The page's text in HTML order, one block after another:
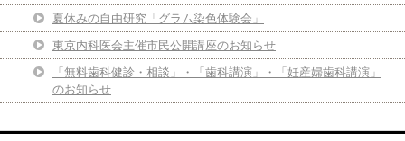
夏休みの自由研究「グラム染色体験会」
東京内科医会主催市民公開講座のお知らせ
「無料歯科健診・相談」・「歯科講演」・「妊産婦歯科講演」
のお知らせ